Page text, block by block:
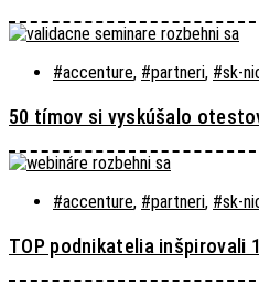
#accenture, #partneri, #sk-
50 tímov si vyskúšalo
#accenture, #partneri, #sk-
TOP podnikatelia inšpirovali